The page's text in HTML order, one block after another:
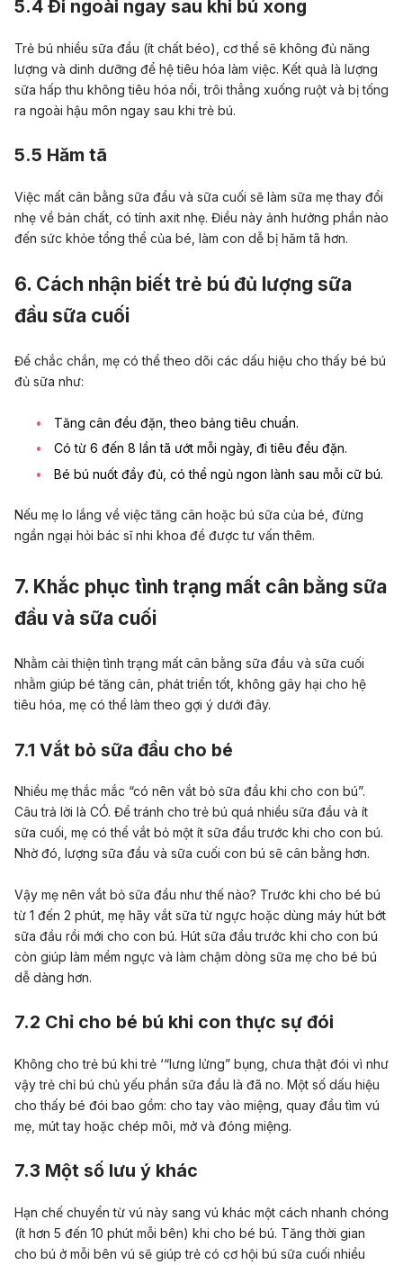
5.4 Đi ngoài ngay sau khi bú xong
Trẻ bú nhiều sữa đầu (ít chất béo), cơ thể sẽ không đủ năng
lượng và dinh dưỡng để hệ tiêu hóa làm việc. Kết quả là lượng
sữa hấp thu không tiêu hóa nổi, trôi thẳng xuống ruột và bị tống
ra ngoài hậu môn ngay sau khi trẻ bú.
5.5 Hăm tã
Việc mất cân bằng sữa đầu và sữa cuối sẽ làm sữa mẹ thay đổi
nhẹ về bản chất, có tính axit nhẹ. Điều này ảnh hưởng phần nào
đến sức khỏe tổng thể của bé, làm con dễ bị hăm tã hơn.
6. Cách nhận biết trẻ bú đủ lượng sữa
đầu sữa cuối
Để chắc chắn, mẹ có thể theo dõi các dấu hiệu cho thấy bé bú
đủ sữa như:
Tăng cân đều đặn, theo bảng tiêu chuẩn.
Có từ 6 đến 8 lần tã ướt mỗi ngày, đi tiêu đều đặn.
Bé bú nuốt đầy đủ, có thể ngủ ngon lành sau mỗi cữ bú.
Nếu mẹ lo lắng về việc tăng cân hoặc bú sữa của bé, đừng
ngần ngại hỏi bác sĩ nhi khoa để được tư vấn thêm.
7. Khắc phục tình trạng mất cân bằng sữa
đầu và sữa cuối
Nhằm cải thiện tình trạng mất cân bằng sữa đầu và sữa cuối
nhằm giúp bé tăng cân, phát triển tốt, không gây hại cho hệ
tiêu hóa, mẹ có thể làm theo gợi ý dưới đây.
7.1 Vắt bỏ sữa đầu cho bé
Nhiều mẹ thắc mắc “có nên vắt bỏ sữa đầu khi cho con bú”.
Câu trả lời là CÓ. Để tránh cho trẻ bú quá nhiều sữa đầu và ít
sữa cuối, mẹ có thể vắt bỏ một ít sữa đầu trước khi cho con bú.
Nhờ đó, lượng sữa đầu và sữa cuối con bú sẽ cân bằng hơn.
Vậy mẹ nên vắt bỏ sữa đầu như thế nào? Trước khi cho bé bú
từ 1 đến 2 phút, mẹ hãy vắt sữa từ ngực hoặc dùng máy hút bớt
sữa đầu rồi mới cho con bú. Hút sữa đầu trước khi cho con bú
còn giúp làm mềm ngực và làm chậm dòng sữa mẹ cho bé bú
dễ dàng hơn.
7.2 Chỉ cho bé bú khi con thực sự đói
Không cho trẻ bú khi trẻ ‘“lưng lửng” bụng, chưa thật đói vì như
vậy trẻ chỉ bú chủ yếu phần sữa đầu là đã no. Một số dấu hiệu
cho thấy bé đói bao gồm: cho tay vào miệng, quay đầu tìm vú
mẹ, mút tay hoặc chép môi, mở và đóng miệng.
7.3 Một số lưu ý khác
Hạn chế chuyển từ vú này sang vú khác một cách nhanh chóng
(ít hơn 5 đến 10 phút mỗi bên) khi cho bé bú. Tăng thời gian
cho bú ở mỗi bên vú sẽ giúp trẻ có cơ hội bú sữa cuối nhiều